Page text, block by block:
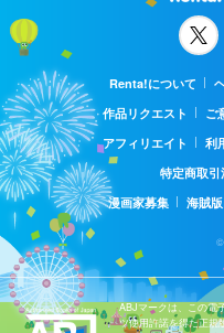
Renta!について
作品リクエスト
ご
アフィリエイト
利
特定商取引
漫画家募集
海賊
©
ABJマークは、この電
ツ使用許諾を得た正